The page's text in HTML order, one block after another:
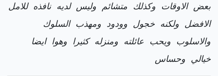
بعض الاوقات وكذلك متشائم وليس لديه نافذه للامل
الافضل ولكنه خجول وودود ومهذب السلوك
والاسلوب ويحب عائلته ومنزله كثيرا وهوا ايضا
خيالي وحساس